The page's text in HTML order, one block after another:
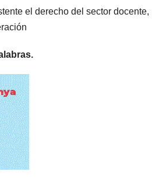
el derecho del sector docente,